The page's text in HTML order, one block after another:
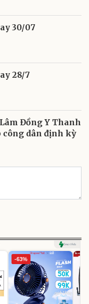
30/07
28/7
Đồng Y Thanh
công dân định kỳ
-63%